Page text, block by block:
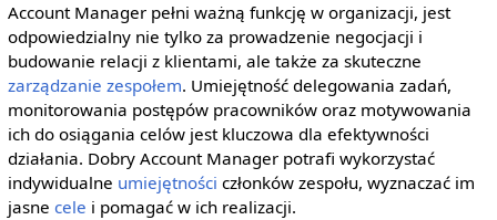
Account Manager pełni ważną funkcję w organizacji, jest
odpowiedzialny nie tylko za prowadzenie negocjacji i
budowanie relacji z klientami, ale także za skuteczne
zarządzanie zespołem. Umiejętność delegowania zadań,
monitorowania postępów pracowników oraz motywowania
ich do osiągania celów jest kluczowa dla efektywności
działania. Dobry Account Manager potrafi wykorzystać
indywidualne umiejętności członków zespołu, wyznaczać im
jasne cele i pomagać w ich realizacji.